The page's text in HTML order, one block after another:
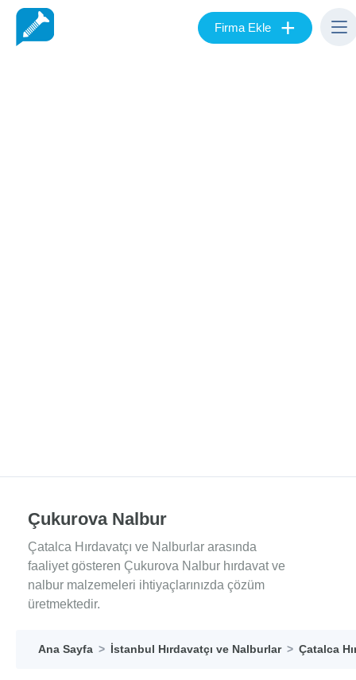
Firma Ekle +
Çukurova Nalbur
Çatalca Hırdavatçı ve Nalburlar arasında
faaliyet gösteren Çukurova Nalbur hırdavat ve
nalbur malzemeleri ihtiyaçlarınızda çözüm
üretmektedir.
Ana Sayfa İstanbul Hırdavatçı ve Nalburlar Çatalca